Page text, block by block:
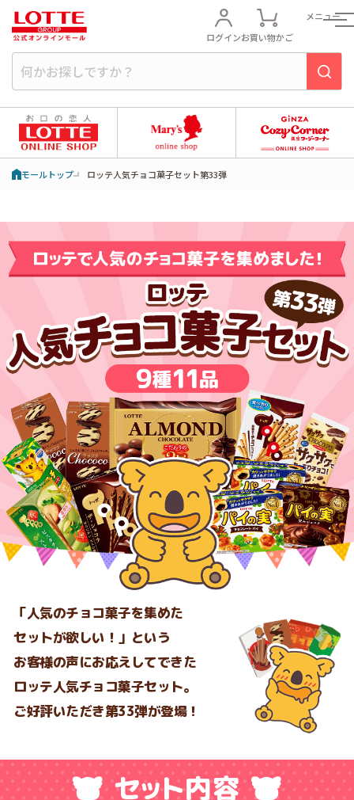
ログインお買い物かご
メニュー
モールトップ ロッテ人気チョコ菓子セット第33弾
「人気のチョコ菓子を集めた
セットが欲しい！」という
お客様の声にお応えしてできた
ロッテ人気チョコ菓子セット。
ご好評いただき第33弾が登場！